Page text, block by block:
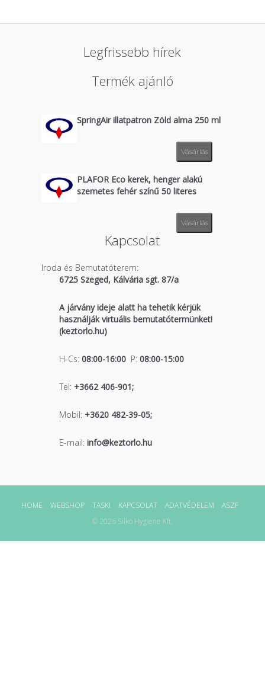
Legfrissebb hírek
Termék ajánló
SpringAir illatpatron Zöld alma 250 ml
Vásárlás
PLAFOR Eco kerek, henger alakú
szemetes fehér színű 50 literes
Vásárlás
Kapcsolat
Iroda és Bemutatóterem:
6725 Szeged, Kálvária sgt. 87/a
A járvány ideje alatt ha tehetik kérjük
használják virtuális bemutatótermünket!
(keztorlo.hu)
H-Cs:08:00-16:00 P:08:00-15:00
Tel:+3662 406-901;
Mobil:+3620 482-39-05;
E-mail:info@keztorlo.hu
HOME WEBSHOP TASKI KAPCSOLAT ADATVÉDELEM
ASZF
© 2026 Silko Hygiene Kft.